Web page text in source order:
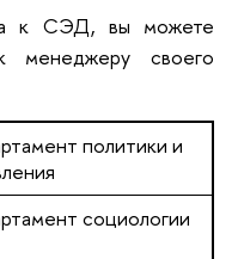
к СЭД, вы можете
менеджеру своего
политики и
социологии